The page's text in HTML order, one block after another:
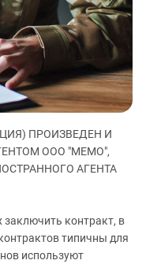
ПАЛЕСТИНУ
В ЧЕЧНЕ
АКТИВИСТОВ
И ПРОТЕСТЫ
ПРОИЗВЕДЕН И
ООО "МЕМО",
АГЕНТА
контракт, в
типичны для
используют